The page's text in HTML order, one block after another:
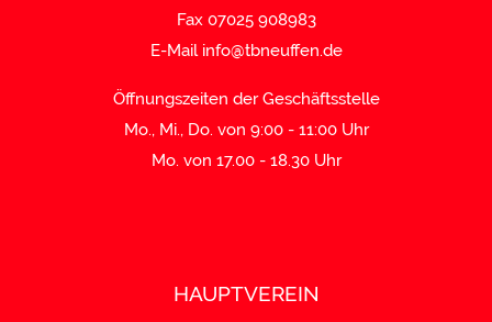
Fax 07025 908983
E-Mail info@tbneuffen.de
Öffnungszeiten der Geschäftsstelle
Mo., Mi., Do. von 9:00 - 11:00 Uhr
Mo. von 17.00 - 18.30 Uhr
HAUPTVEREIN